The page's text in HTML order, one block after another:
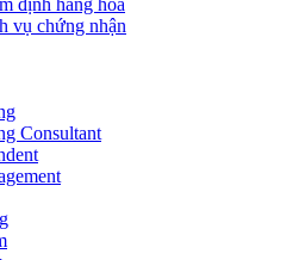
định hàng hóa
vụ chứng nhận
Consultant